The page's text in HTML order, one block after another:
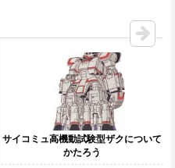
サイコミュ高機動試験型ザクについて
かたろう